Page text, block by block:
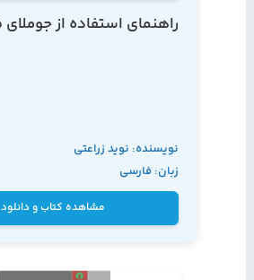
راهنمای استفاده از جوملای 2.5 فارسی
نویسنده: نوید زراعتی
زبان: فارسی
مشاهده کتاب و دانلود